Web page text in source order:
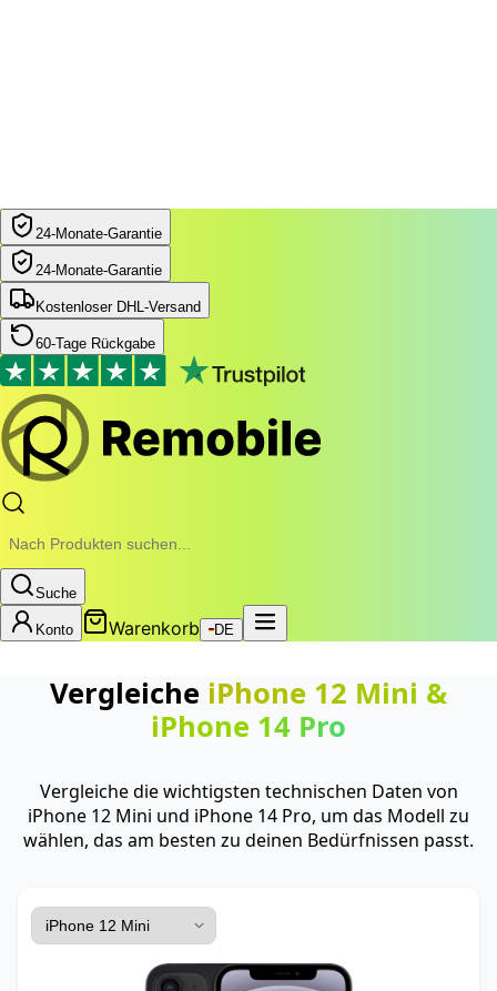
24‑Monate‑Garantie
24‑Monate‑Garantie
Kostenloser DHL-Versand
60-Tage Rückgabe
Suche
Konto Warenkorb DE
Vergleiche iPhone 12 Mini &
iPhone 14 Pro
Vergleiche die wichtigsten technischen Daten von
iPhone 12 Mini und iPhone 14 Pro, um das Modell zu
wählen, das am besten zu deinen Bedürfnissen passt.